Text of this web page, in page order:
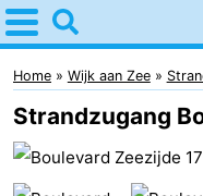
Home
Wijk
aan
Tipps
Home Wijk aan Zee
Strandzugang